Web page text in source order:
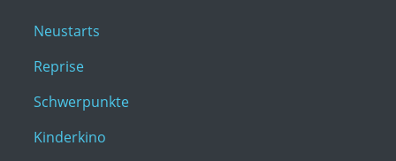
Neustarts
Reprise
Schwerpunkte
Kinderkino